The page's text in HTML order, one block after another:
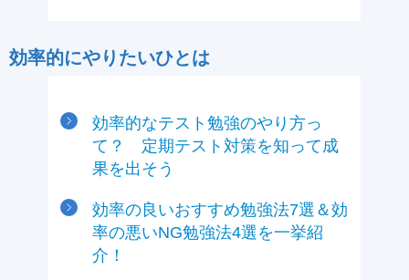
効率的にやりたいひとは
効率的なテスト勉強のやり方っ
て？ 定期テスト対策を知って成
果を出そう
効率の良いおすすめ勉強法7選＆効
率の悪いNG勉強法4選を一挙紹
介！